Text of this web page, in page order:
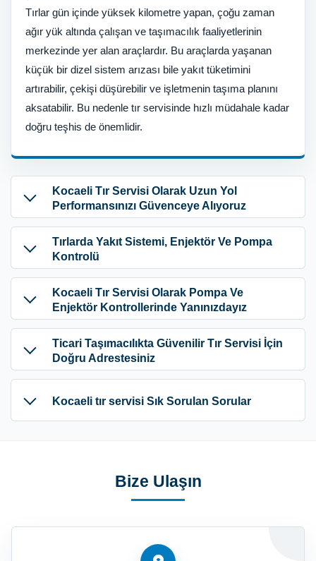
Tırlar gün içinde yüksek kilometre yapan, çoğu zaman
ağır yük altında çalışan ve taşımacılık faaliyetlerinin
merkezinde yer alan araçlardır. Bu araçlarda yaşanan
küçük bir dizel sistem arızası bile yakıt tüketimini
artırabilir, çekişi düşürebilir ve işletmenin taşıma planını
aksatabilir. Bu nedenle tır servisinde hızlı müdahale kadar
doğru teşhis de önemlidir.
Kocaeli Tır Servisi Olarak Uzun Yol
Performansınızı Güvenceye Alıyoruz
Tırlarda Yakıt Sistemi, Enjektör Ve Pompa
Kontrolü
Kocaeli Tır Servisi Olarak Pompa Ve
Enjektör Kontrollerinde Yanınızdayız
Ticari Taşımacılıkta Güvenilir Tır Servisi İçin
Doğru Adrestesiniz
Kocaeli tır servisi Sık Sorulan Sorular
Bize Ulaşın